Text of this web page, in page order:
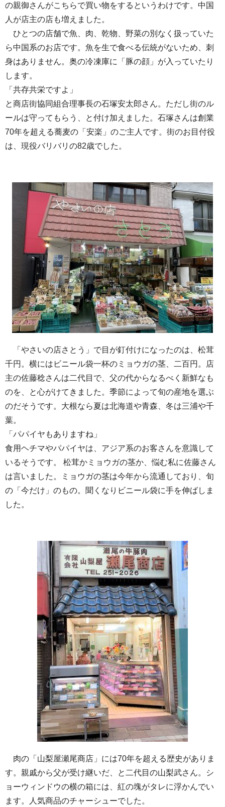
の親御さんがこちらで買い物をするというわけです。中国
人が店主の店も増えました。
ひとつの店舗で魚、肉、乾物、野菜の別なく扱っていた
ら中国系のお店です。魚を生で食べる伝統がないため、刺
身はありません。奥の冷凍庫に「豚の顔」が入っていたり
します。
「共存共栄ですよ」
と商店街協同組合理事長の石塚安太郎さん。ただし街のル
ールは守ってもらう、と付け加えました。石塚さんは創業
70年を超える蕎麦の「安楽」のご主人です。街のお目付役
は、現役バリバリの82歳でした。
「やさいの店さとう」で目が釘付けになったのは、松茸
千円。横にはビニール袋一杯のミョウガの茎、二百円。店
主の佐藤稔さんは二代目で、父の代からなるべく新鮮なも
のを、と心がけてきました。季節によって旬の産地を選ぶ
のだそうです。大根なら夏は北海道や青森、冬は三浦や千
葉。
「パパイヤもありますね」
食用ヘチマやパパイヤは、アジア系のお客さんを意識して
いるそうです。 松茸かミョウガの茎か、悩む私に佐藤さん
は言いました。ミョウガの茎は今年から流通しており、旬
の「今だけ」のもの。聞くなりビニール袋に手を伸ばしま
した。
肉の「山梨屋瀬尾商店」には70年を超える歴史がありま
す。親戚から父が受け継いだ、と二代目の山梨武さん。シ
ョーウィンドウの横の箱には、紅の塊がタレに浮かんでい
ます。人気商品のチャーシューでした。